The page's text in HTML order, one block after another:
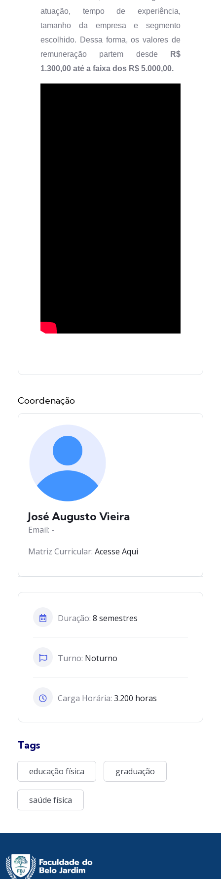
atuação, tempo de experiência,
tamanho da empresa e segmento
escolhido. Dessa forma, os valores de
remuneração partem desde
R$
1.300,00 até a faixa dos R$ 5.000,00.
Coordenação
José Augusto Vieira
Email: -
Matriz Curricular: Acesse Aqui
Duração: 8 semestres
Turno: Noturno
Carga Horária: 3.200 horas
Tags
educação física graduação
saúde física